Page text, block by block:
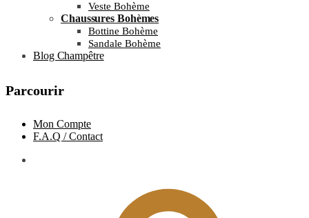
Veste Bohème
Chaussures Bohèmes
Bottine Bohème
Sandale Bohème
Blog Champêtre
Parcourir
Mon Compte
F.A.Q / Contact